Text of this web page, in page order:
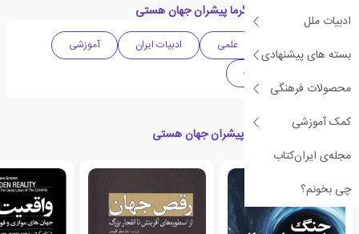
ادبیات ملل
بسته های پیشنهادی
محصولات فرهنگی
کمک آموزشی
مجله‌ی ایران‌کتاب
چی بخونم؟
دسته بندی های کتاب گرما پیشران جهان هستی
علمی ادبیات ایران
آموزشی
فیزیک
کتاب های مرتبط با گرما پیشران جهان هستی